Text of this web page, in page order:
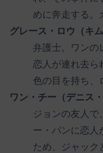
めに奔走する。
グレース・ロウ（キ
弁護士。ワンの
恋人が連れ去ら
色の目を持ち、
ワン・チー（デニス・
ジョンの友人で
ー・パンに恋人
ため、ジャック